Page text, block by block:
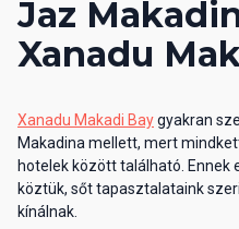
Jaz
Xanadu
Xanadu Makadi Baygyakran
Makadina mellett, mert
hotelek között található. Ennek
köztük, sőt tapasztalataink
kínálnak.